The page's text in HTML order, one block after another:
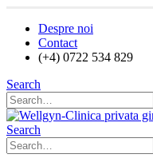
Despre noi
Contact
(+4) 0722 534 829
Search
Search